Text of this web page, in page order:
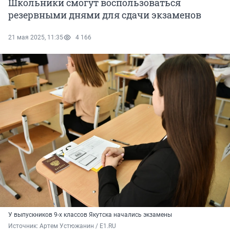
Школьники смогут воспользоваться
резервными днями для сдачи экзаменов
21 мая 2025, 11:35 4 166
У выпускников 9-х классов Якутска начались экзамены
Источник: Артем Устюжанин / E1.RU